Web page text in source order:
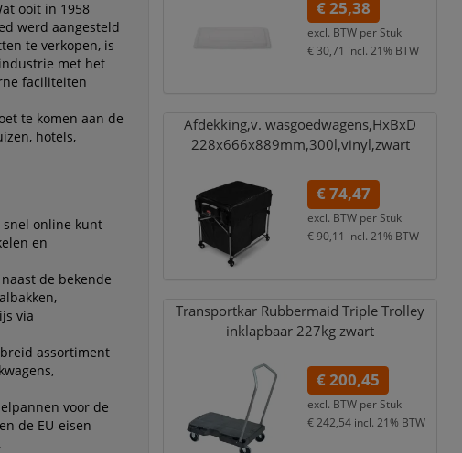
ooit in 1958
werd aangesteld
te verkopen, is
met het
faciliteiten
te komen aan de
hotels,
snel online kunt
en
de bekende
via
assortiment
voor de
de EU-eisen
€ 25,38
excl. BTW per Stuk
€ 30,71 incl. 21% BTW
Afdekking,v. wasgoedwagens,HxBxD
228x666x889mm,300l,vinyl,zwart
€ 74,47
excl. BTW per Stuk
€ 90,11 incl. 21% BTW
Transportkar Rubbermaid Triple Trolley
inklapbaar 227kg zwart
€ 200,45
excl. BTW per Stuk
€ 242,54 incl. 21% BTW